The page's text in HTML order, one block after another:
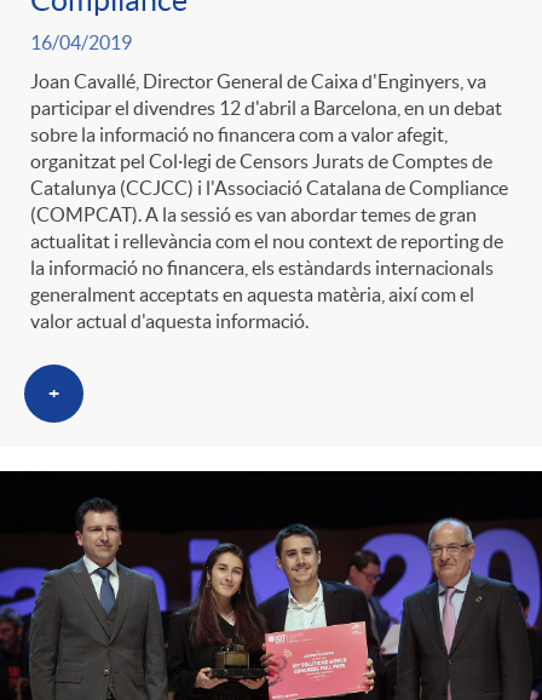
t
r
o
C
a
t
g
o
n
g
u
t
s
16/04/2019
Joan Cavallé, Director General de Caixa d'Enginyers, va
participar el divendres 12 d'abril a Barcelona, en un debat
sobre la informació no financera com a valor afegit,
organitzat pel Col·legi de Censors Jurats de Comptes de
Catalunya (CCJCC) i l'Associació Catalana de Compliance
(COMPCAT). A la sessió es van abordar temes de gran
actualitat i rellevància com el nou context de reporting de
la informació no financera, els estàndards internacionals
generalment acceptats en aquesta matèria, així com el
valor actual d'aquesta informació.
+